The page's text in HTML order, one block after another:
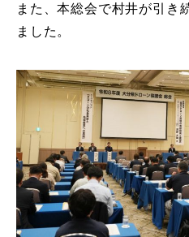
また、本総会で村井が引き
ました。